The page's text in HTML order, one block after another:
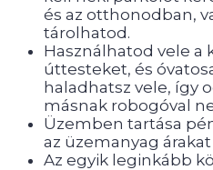
és az otthonodban,
tárolhatod.
Használhatod vele a
úttesteket, és
haladhatsz vele, így
másnak robogóval
Üzemben tartása
az üzemanyag
Az egyik leginkább